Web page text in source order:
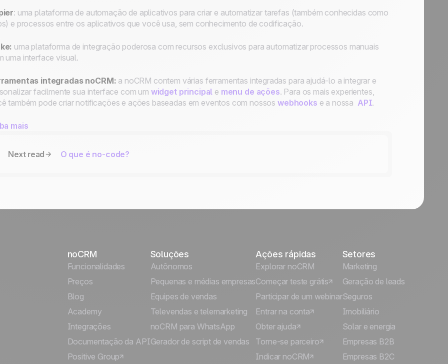
: uma plataforma de automação de aplicativos para criar e automatizar tarefas (também conhecidas como
e processos entre os aplicativos que você usa, sem conhecimento de codificação.
: uma plataforma de integração poderosa com recursos exclusivos para automatizar processos manuais
uma interface visual.
integradas noCRM: a noCRM contem várias ferramentas integradas para ajudá-lo a integrar e
facilmente sua interface com um widget principal e menu de ações. Para os mais experientes,
também pode criar notificações e ações baseadas em eventos com nossos webhooks e a nossa API.
mais
Next read O que é no-code?
noCRM
Funcionalidades
Preços
Blog
Academy
Integrações
Documentação da API
Positive Group
Soluções
Autônomos
Pequenas e médias empresas
Equipes de vendas
Televendas e telemarketing
noCRM para WhatsApp
Gerador de script de vendas
Ações rápidas
Explorar noCRM
Começar teste grátis
Participar de um webinar
Entrar na conta
Obter ajuda
Torne-se parceiro
Indicar noCRM
Setores
Marketing
Geração de leads
Seguros
Imobiliário
Solar e energia
Empresas B2B
Empresas B2C